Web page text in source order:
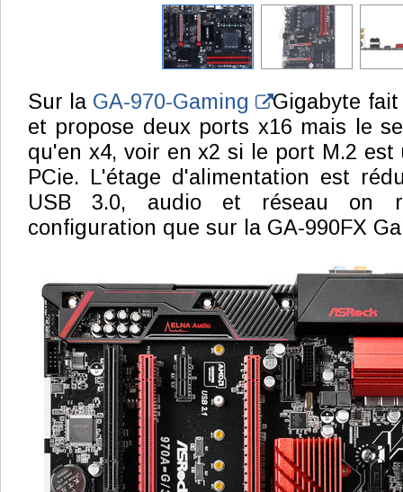
Sur la GA-970-Gaming Gigabyte fait
et propose deux ports x16 mais le
qu'en x4, voir en x2 si le port M.2
PCie. L'étage d'alimentation est
USB 3.0, audio et réseau on
configuration que sur la GA-990FX